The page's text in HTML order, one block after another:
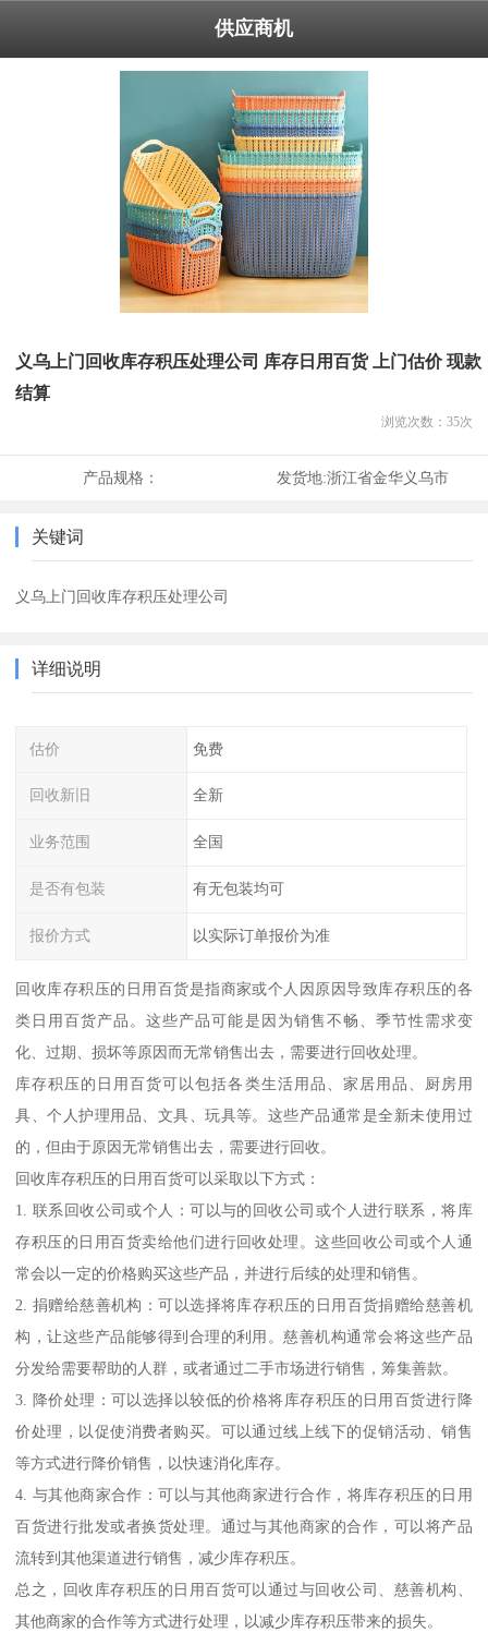
供应商机
义乌上门回收库存积压处理公司 库存日用百货 上门估价 现款
结算
浏览次数： 35次
产品规格： 发货地:浙江省金华义乌市
关键词
义乌上门回收库存积压处理公司
详细说明
估价 免费
回收新旧 全新
业务范围 全国
是否有包装 有无包装均可
报价方式 以实际订单报价为准
回收库存积压的日用百货是指商家或个人因原因导致库存积压的各
类日用百货产品。这些产品可能是因为销售不畅、季节性需求变
化、过期、损坏等原因而无常销售出去，需要进行回收处理。
库存积压的日用百货可以包括各类生活用品、家居用品、厨房用
具、个人护理用品、文具、玩具等。这些产品通常是全新未使用过
的，但由于原因无常销售出去，需要进行回收。
回收库存积压的日用百货可以采取以下方式：
1. 联系回收公司或个人：可以与的回收公司或个人进行联系，将库
存积压的日用百货卖给他们进行回收处理。这些回收公司或个人通
常会以一定的价格购买这些产品，并进行后续的处理和销售。
2. 捐赠给慈善机构：可以选择将库存积压的日用百货捐赠给慈善机
构，让这些产品能够得到合理的利用。慈善机构通常会将这些产品
分发给需要帮助的人群，或者通过二手市场进行销售，筹集善款。
3. 降价处理：可以选择以较低的价格将库存积压的日用百货进行降
价处理，以促使消费者购买。可以通过线上线下的促销活动、销售
等方式进行降价销售，以快速消化库存。
4. 与其他商家合作：可以与其他商家进行合作，将库存积压的日用
百货进行批发或者换货处理。通过与其他商家的合作，可以将产品
流转到其他渠道进行销售，减少库存积压。
总之，回收库存积压的日用百货可以通过与回收公司、慈善机构、
其他商家的合作等方式进行处理，以减少库存积压带来的损失。